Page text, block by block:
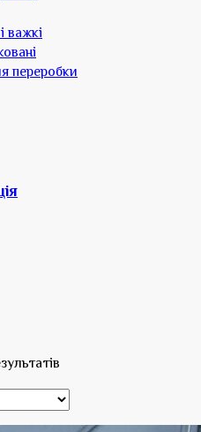
важкі
переробки